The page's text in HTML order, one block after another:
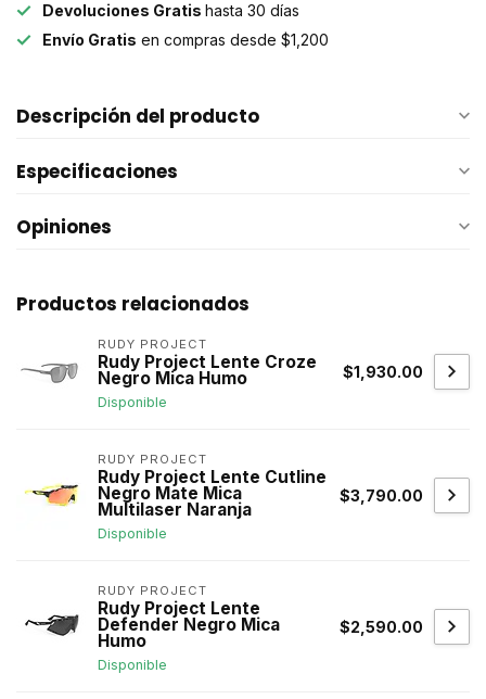
Devoluciones Gratis hasta 30 días
Envío Gratis en compras desde $1,200
Descripción del producto
Especificaciones
Opiniones
Productos relacionados
RUDY PROJECT
Rudy Project Lente Croze
Negro Mica Humo
Disponible
$1,930.00
RUDY PROJECT
Rudy Project Lente Cutline
Negro Mate Mica
Multilaser Naranja
Disponible
$3,790.00
RUDY PROJECT
Rudy Project Lente
Defender Negro Mica
Humo
Disponible
$2,590.00